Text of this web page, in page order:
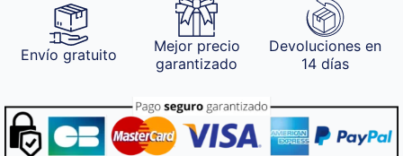
Envío gratuito
Mejor precio
garantizado
Devoluciones en
14 días